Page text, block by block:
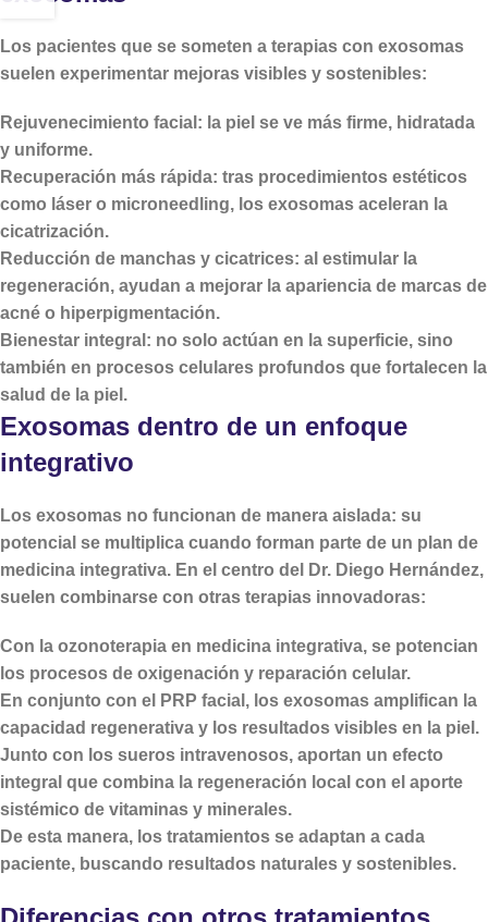
Los pacientes que se someten a terapias con exosomas
suelen experimentar mejoras visibles y sostenibles:
Rejuvenecimiento facial : la piel se ve más firme, hidratada
y uniforme.
Recuperación más rápida: tras procedimientos estéticos
como láser o microneedling, los exosomas aceleran la
cicatrización.
Reducción de manchas y cicatrices: al estimular la
regeneración, ayudan a mejorar la apariencia de marcas de
acné o hiperpigmentación.
Bienestar integral : no solo actúan en la superficie, sino
también en procesos celulares profundos que fortalecen la
salud de la piel.
Exosomas dentro de un enfoque
integrativo
Los exosomas no funcionan de manera aislada: su
potencial se multiplica cuando forman parte de un plan de
medicina integrativa. En el centro del Dr. Diego Hernández,
suelen combinarse con otras terapias innovadoras:
Con la ozonoterapia en medicina integrativa, se potencian
los procesos de oxigenación y reparación celular.
En conjunto con el
PRP facial , los exosomas amplifican la
capacidad regenerativa y los resultados visibles en la piel.
Junto con los sueros intravenosos, aportan un efecto
integral que combina la regeneración local con el aporte
sistémico de vitaminas y minerales.
De esta manera, los tratamientos se adaptan a cada
paciente, buscando resultados naturales y sostenibles.